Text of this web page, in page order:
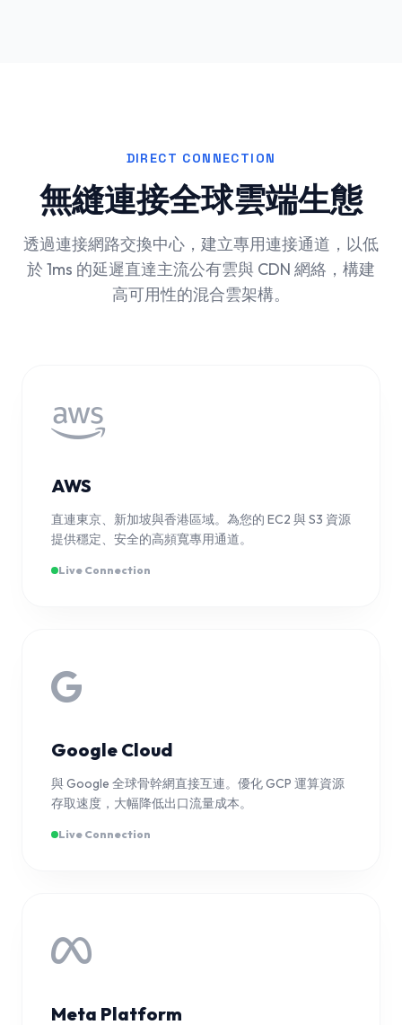
DIRECT CONNECTION
無縫連接全球雲端生態
透過連接網路交換中心，建立專用連接通道，以低
於 1ms 的延遲直達主流公有雲與 CDN 網絡，構建
高可用性的混合雲架構。
AWS
直連東京、新加坡與香港區域。為您的 EC2 與 S3 資源
提供穩定、安全的高頻寬專用通道。
Live Connection
Google Cloud
與 Google 全球骨幹網直接互連。優化 GCP 運算資源
存取速度，大幅降低出口流量成本。
Live Connection
Meta Platform